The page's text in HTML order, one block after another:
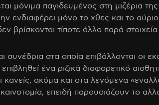
μόνιμα παγιδευμένος στη μιζέρια
ενδιαφέρει μόνο το χθες και το
βρίσκονται τίποτε άλλο παρά
συνέδρια στα οποία επιβάλλονται
ένα ριζικά διαφορετικό
κανείς, ακόμα και στα λεγόμενα
επειδή παρουσιάζουν το